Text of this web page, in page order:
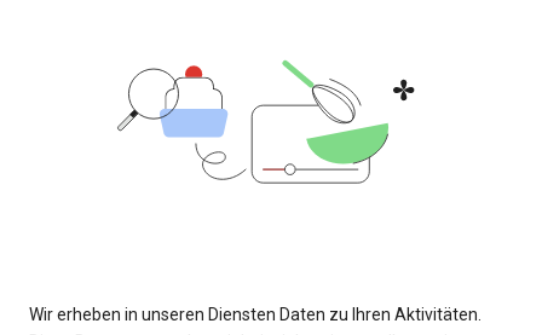
Wir erheben in unseren Diensten Daten zu Ihren Aktivitäten.